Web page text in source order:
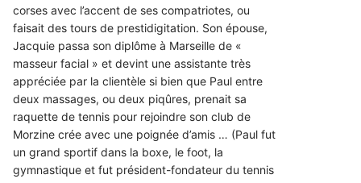
corses avec l’accent de ses compatriotes, ou
faisait des tours de prestidigitation. Son épouse,
Jacquie passa son diplôme à Marseille de «
masseur facial » et devint une assistante très
appréciée par la clientèle si bien que Paul entre
deux massages, ou deux piqûres, prenait sa
raquette de tennis pour rejoindre son club de
Morzine crée avec une poignée d’amis … (Paul fut
un grand sportif dans la boxe, le foot, la
gymnastique et fut président-fondateur du tennis